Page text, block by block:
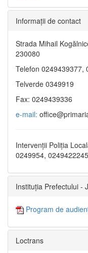
Informaţii de contact
Strada Mihail
230080
Telefon 0249439377,
Telverde 0349919
Fax: 0249439336
e-mail:
Intervenții Poliția
0249954, 0249422245
Instituția Prefectului -
Program de
Loctrans